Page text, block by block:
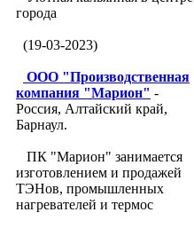
города
(19-03-2023)
ООО "Производственная
компания "Марион" -
Россия, Алтайский край,
Барнаул.
ПК "Марион" занимается
изготовлением и продажей
ТЭНов, промышленных
нагревателей и термос